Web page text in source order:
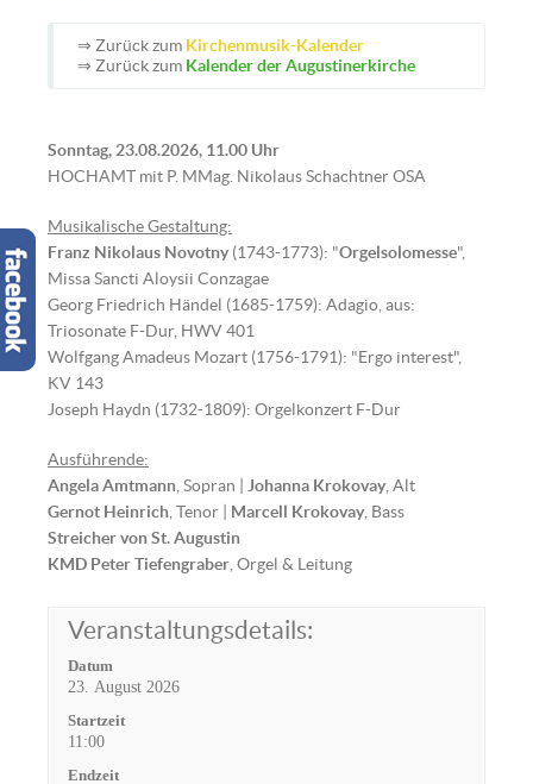
⇒ Zurück zum Kirchenmusik-Kalender
⇒ Zurück zum Kalender der Augustinerkirche
Sonntag, 23.08.2026, 11.00 Uhr
HOCHAMT mit P. MMag. Nikolaus Schachtner OSA
Musikalische Gestaltung:
Franz Nikolaus Novotny (1743-1773): "Orgelsolomesse",
Missa Sancti Aloysii Conzagae
Georg Friedrich Händel (1685-1759): Adagio, aus:
Triosonate F-Dur, HWV 401
Wolfgang Amadeus Mozart (1756-1791): "Ergo interest",
KV 143
Joseph Haydn (1732-1809): Orgelkonzert F-Dur
Ausführende:
Angela Amtmann , Sopran | Johanna Krokovay , Alt
Gernot Heinrich , Tenor | Marcell Krokovay , Bass
Streicher von St. Augustin
KMD Peter Tiefengraber , Orgel & Leitung
Veranstaltungsdetails:
Datum
23. August 2026
Startzeit
11:00
Endzeit